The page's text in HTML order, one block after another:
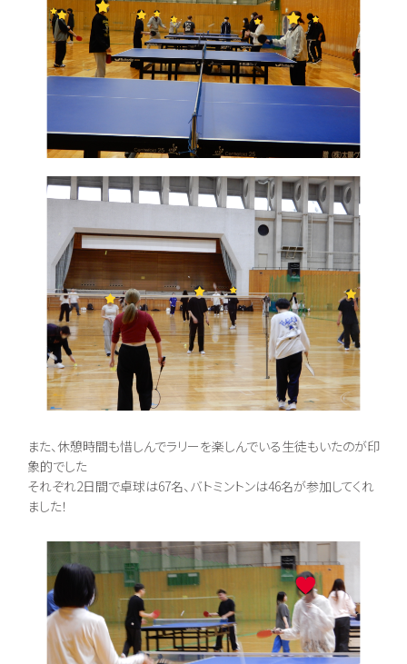
組織・沿革
池高とは
あいさつ
情報公開
ご寄付のお願い
総合コース [札幌本
校]
一般コース
進路実現コース
集中スクーリングコ
ース
地域キャンパス
入学案内
生徒募集要項
転入学
編入学
オープンキャンパス
個別相談会
教員メッセージ
在校生メッセージ
また、休憩時間も惜しんでラリーを楽しんでいる生徒もいたのが印
象的でした
それぞれ2日間で卓球は67名、バトミントンは46名が参加してくれ
ました！